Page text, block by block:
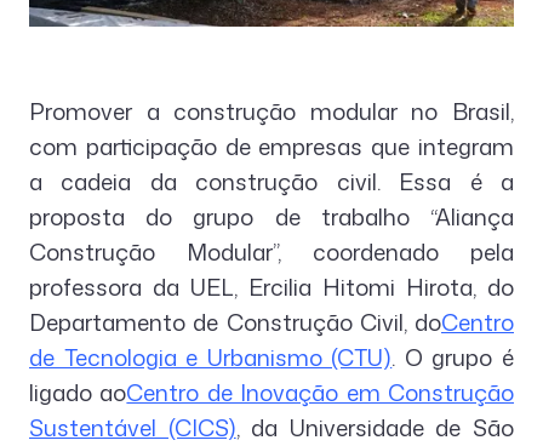
Promover a construção modular no Brasil,
com participação de empresas que integram
a cadeia da construção civil. Essa é a
proposta do grupo de trabalho “Aliança
Construção Modular”, coordenado pela
professora da UEL, Ercilia Hitomi Hirota, do
Departamento de Construção Civil, doCentro
de Tecnologia e Urbanismo (CTU). O grupo é
ligado aoCentro de Inovação em Construção
Sustentável (CICS), da Universidade de São